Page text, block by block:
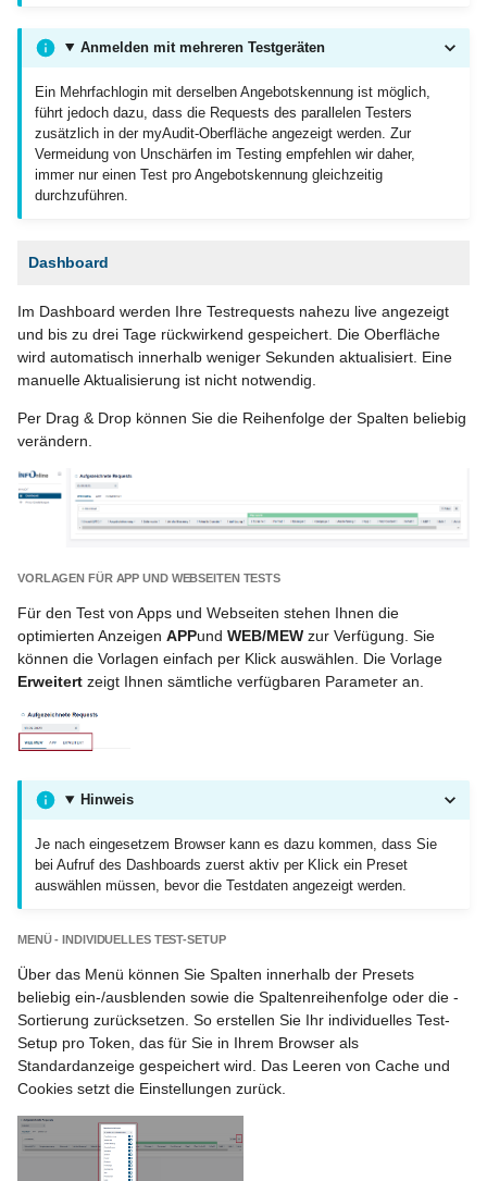
Anmelden mit mehreren Testgeräten
Ein Mehrfachlogin mit derselben Angebotskennung ist möglich,
führt jedoch dazu, dass die Requests des parallelen Testers
zusätzlich in der myAudit-Oberfläche angezeigt werden. Zur
Vermeidung von Unschärfen im Testing empfehlen wir daher,
immer nur einen Test pro Angebotskennung gleichzeitig
durchzuführen.
Dashboard
Im Dashboard werden Ihre Testrequests nahezu live angezeigt
und bis zu drei Tage rückwirkend gespeichert. Die Oberfläche
wird automatisch innerhalb weniger Sekunden aktualisiert. Eine
manuelle Aktualisierung ist nicht notwendig.
Per Drag & Drop können Sie die Reihenfolge der Spalten beliebig
verändern.
VORLAGEN FÜR APP UND WEBSEITEN TESTS
Für den Test von Apps und Webseiten stehen Ihnen die
optimierten Anzeigen APPund WEB/MEW zur Verfügung. Sie
können die Vorlagen einfach per Klick auswählen. Die Vorlage
Erweitert zeigt Ihnen sämtliche verfügbaren Parameter an.
Hinweis
Je nach eingesetzem Browser kann es dazu kommen, dass Sie
bei Aufruf des Dashboards zuerst aktiv per Klick ein Preset
auswählen müssen, bevor die Testdaten angezeigt werden.
MENÜ - INDIVIDUELLES TEST-SETUP
Über das Menü können Sie Spalten innerhalb der Presets
beliebig ein-/ausblenden sowie die Spaltenreihenfolge oder die -
Sortierung zurücksetzen. So erstellen Sie Ihr individuelles Test-
Setup pro Token, das für Sie in Ihrem Browser als
Standardanzeige gespeichert wird. Das Leeren von Cache und
Cookies setzt die Einstellungen zurück.